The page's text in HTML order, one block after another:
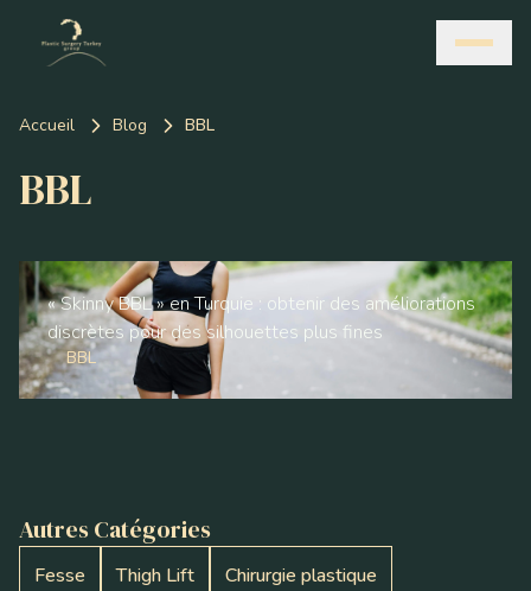
Accueil Blog BBL
BBL
« Skinny BBL » en Turquie : obtenir des améliorations
discrètes pour des silhouettes plus fines
BBL
Autres Catégories
Fesse Thigh Lift Chirurgie plastique